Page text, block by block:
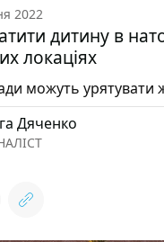
2022
дитину в
локаціях
можуть урятувати
Дяченко